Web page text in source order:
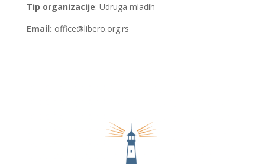
Tip organizacije: Udruga mladih
Email: office@libero.org.rs